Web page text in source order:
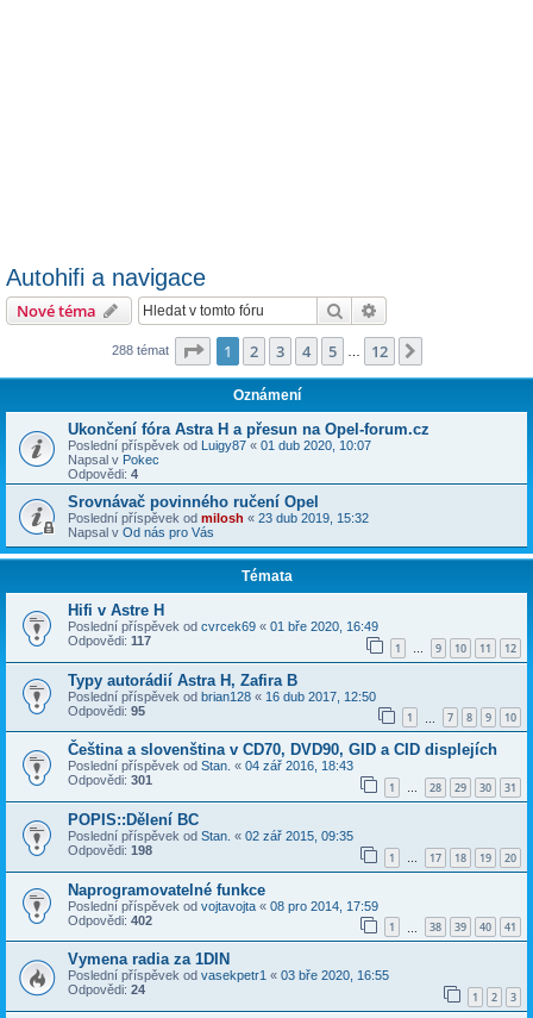
Autohifi a navigace
Nové téma Hledat
288 témat Stránka z 12
1 2 3 4 5 12
Oznámení
Ukončení fóra Astra H a přesun na Opel-forum.cz
Poslední příspěvek od Luigy87 « 01 dub 2020, 10:07
Napsal v Pokec
Odpovědi: 4
Srovnávač povinného ručení Opel
Poslední příspěvek od milosh « 23 dub 2019, 15:32
Napsal v Od nás pro Vás
Témata
Hifi v Astre H
Poslední příspěvek od cvrcek69 « 01 bře 2020, 16:49
Odpovědi: 117 1 … 9 10 11 12
Typy autorádií Astra H, Zafira B
Poslední příspěvek od brian128 « 16 dub 2017, 12:50
Odpovědi: 95 1 7 8 9 10
Čeština a slovenština v CD70, DVD90, GID a CID displejích
Poslední příspěvek od Stan. « 04 zář 2016, 18:43
Odpovědi: 301 1 … 28 29 30 31
POPIS::Dělení BC
Poslední příspěvek od Stan. « 02 zář 2015, 09:35
Odpovědi: 198 1 … 17 18 19 20
Naprogramovatelné funkce
Poslední příspěvek od vojtavojta « 08 pro 2014, 17:59
Odpovědi: 402 1 38 39 40 41
Vymena radia za 1DIN
Poslední příspěvek od vasekpetr1 « 03 bře 2020, 16:55
Odpovědi: 24 1 2 3